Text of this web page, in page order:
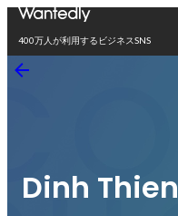
400万人が利用するビジネスSNS
Dinh Thien